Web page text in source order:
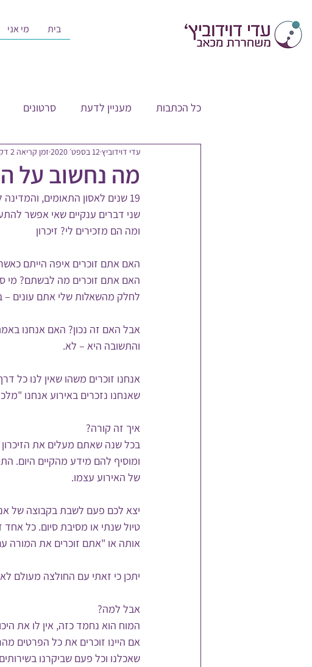
בית מי אני
כל הכתבות מעניין לדעת סרטונים
מה נחשוב על
עדי דוידוביץ 12 בספט׳ 2020 זמן קריאה 2 דקות
19 שנים לאסון התאומים, והמדינה לפני סגר בסוף שבוע הקרוב,
שני דברים ענקיים שאי אפשר
ומה הם מזכירים לי? זיכרון
האם אתם זוכרים איפה הייתם
האם אתם זוכרים מה לבשתם? מי
לחלק מהשאלות שלי אתם עונים –
אבל האם זה נכון? האם אנחנו
והתשובה היא – לא.
אנחנו זוכרים משהו שאין לנו
שאנחנו נזכרים באירוע אנחנו
איך זה קורה?
בכל שנה שאתם מעלים את
של האירוע עצמו.
יצא לכם פעם לשבת בקבוצה של
טיול שנתי או מסיבת סיום. כל
אותה או "אתם זוכרים את המורה
יתכן כי זאתי עם החולצה מעולם
אבל למה?
המוח הוא נחמד כזה, אין לו את
אם היינו זוכרים את כל הפרטים
שאכלנו וכל פעם שביקרנו